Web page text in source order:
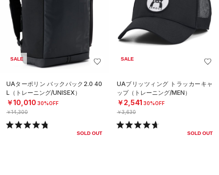
SALE
UAターポリン バックパック2.0 40
L（トレーニング/UNISEX）
￥10,010 30%OFF
￥14,300
SOLD OUT
SALE
UAブリッツィング トラッカーキャ
ップ（トレーニング/MEN）
￥2,541 30%OFF
￥3,630
SOLD OUT